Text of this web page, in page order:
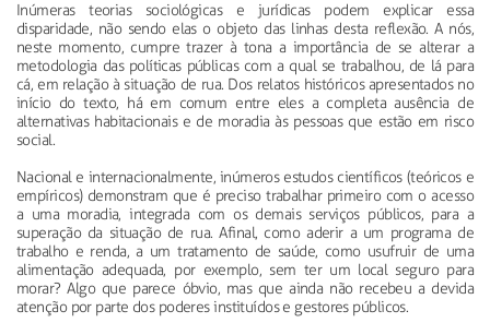
Inúmeras teorias sociológicas e jurídicas podem explicar essa
disparidade, não sendo elas o objeto das linhas desta reflexão. A nós,
neste momento, cumpre trazer à tona a importância de se alterar a
metodologia das políticas públicas com a qual se trabalhou, de lá para
cá, em relação à situação de rua. Dos relatos históricos apresentados no
início do texto, há em comum entre eles a completa ausência de
alternativas habitacionais e de moradia às pessoas que estão em risco
social.
Nacional e internacionalmente, inúmeros estudos científicos (teóricos e
empíricos) demonstram que é preciso trabalhar primeiro com o acesso
a uma moradia, integrada com os demais serviços públicos, para a
superação da situação de rua. Afinal, como aderir a um programa de
trabalho e renda, a um tratamento de saúde, como usufruir de uma
alimentação adequada, por exemplo, sem ter um local seguro para
morar? Algo que parece óbvio, mas que ainda não recebeu a devida
atenção por parte dos poderes instituídos e gestores públicos.